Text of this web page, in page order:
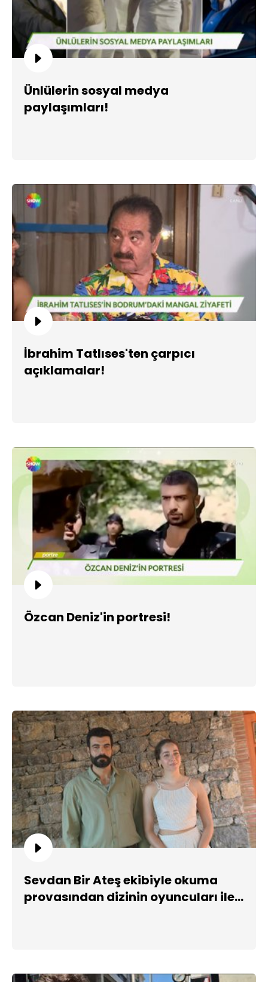
Ünlülerin sosyal medya
paylaşımları!
İbrahim Tatlıses'ten çarpıcı
açıklamalar!
Özcan Deniz'in portresi!
Sevdan Bir Ateş ekibiyle okuma
provasından dizinin oyuncuları ile